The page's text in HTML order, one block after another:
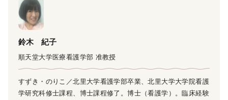
鈴木 紀子
順天堂大学医療看護学部 准教授
すずき・のりこ／北里大学看護学部卒業、北里大学大学院看護
学研究科修士課程、博士課程修了。博士（看護学）。臨床経験